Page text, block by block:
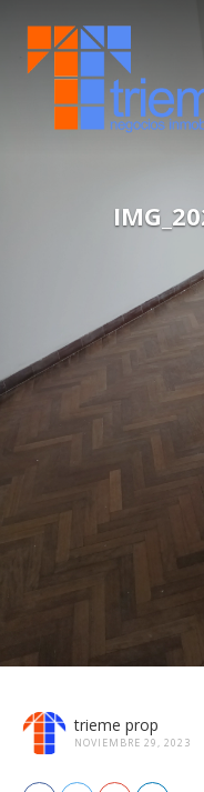
trieme prop
NOVIEMBRE 29, 2023